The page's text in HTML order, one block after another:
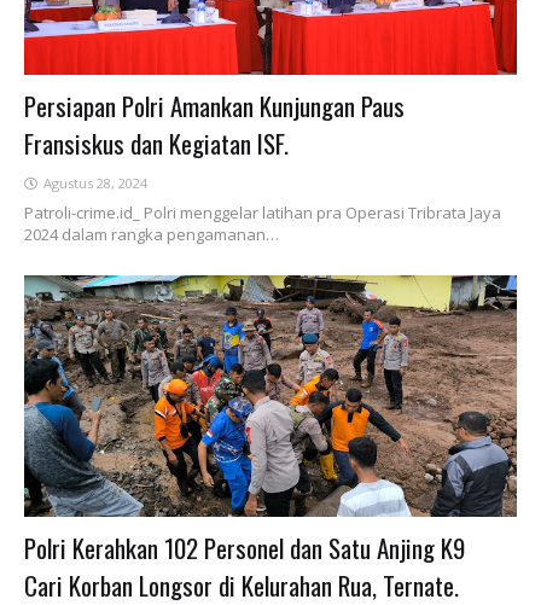
Persiapan Polri Amankan Kunjungan Paus
Fransiskus dan Kegiatan ISF.
Agustus 28, 2024
Patroli-crime.id_ Polri menggelar latihan pra Operasi Tribrata Jaya
2024 dalam rangka pengamanan…
Polri Kerahkan 102 Personel dan Satu Anjing K9
Cari Korban Longsor di Kelurahan Rua, Ternate.